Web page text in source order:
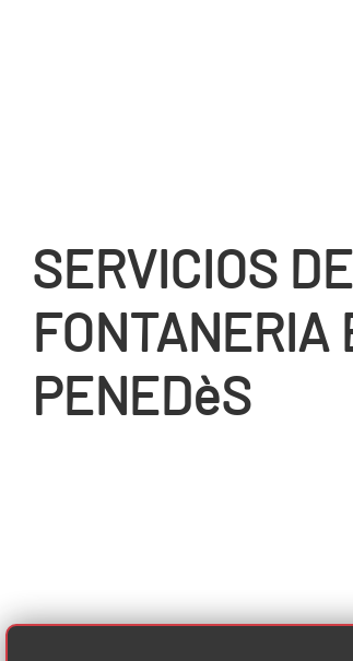
SERVICIOS
FONTANERIA
PENEDèS